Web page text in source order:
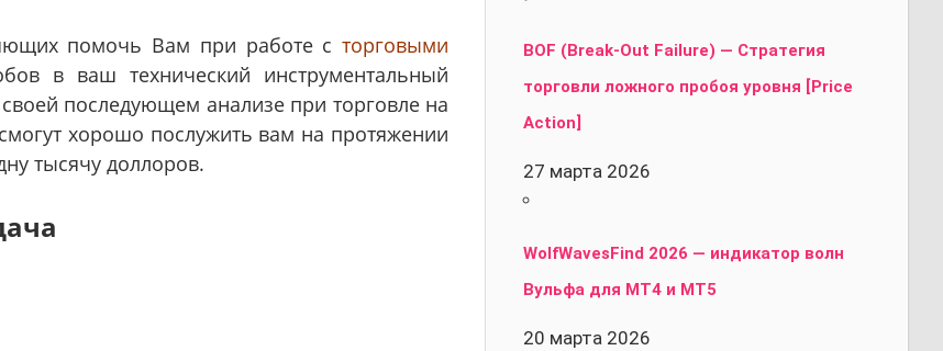
помочь Вам при работе с торговыми
в ваш технический инструментальный
последующем анализе при торговле на
хорошо послужить вам на протяжении
тысячу доллоров.
BOF (Break-Out Failure) — Стратегия
торговли ложного пробоя уровня [Price
Action]
27 марта 2026
WolfWavesFind 2026 — индикатор волн
Вульфа для MT4 и MT5
20 марта 2026